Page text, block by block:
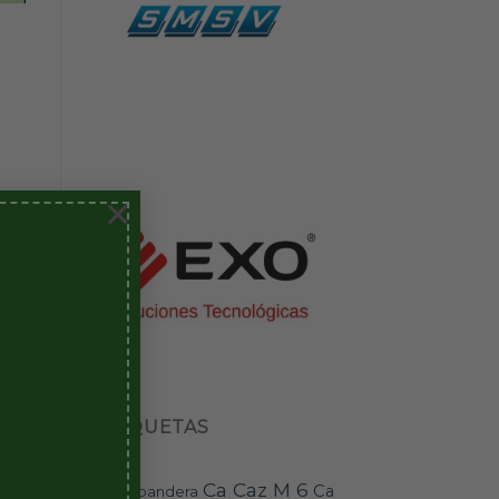
×
ETIQUETAS
BAI-11 bandera Ca Caz M 6 Ca